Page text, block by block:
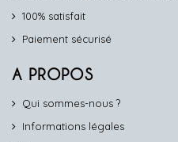
100% satisfait
Paiement sécurisé
A PROPOS
Qui sommes-nous ?
Informations légales